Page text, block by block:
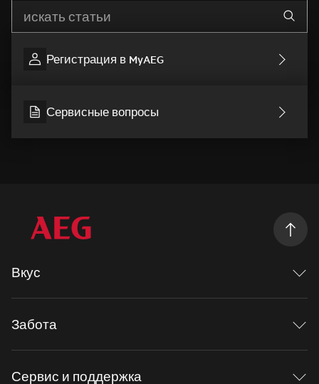
Регистрация в MyAEG
Сервисные вопросы
Вкус
Mastery range
Рецепты
Духовые шкафы
Посудомоечные машины
Забота
Новая звезда
Сервис и поддержка